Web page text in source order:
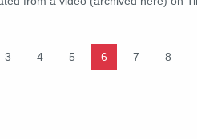
3 4 5 6 7 8